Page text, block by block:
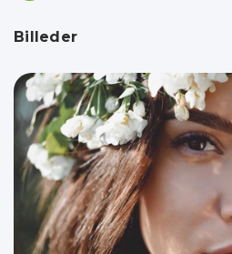
Billeder